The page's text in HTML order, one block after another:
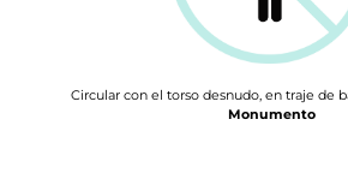
Circular con el torso desnudo, en traje de
Monumento